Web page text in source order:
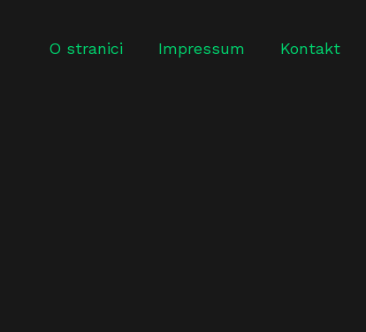
O stranici Impressum Kontakt